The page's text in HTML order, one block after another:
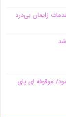
موقوفه ای پای